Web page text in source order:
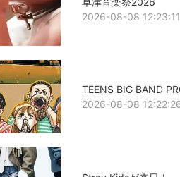
2026-08-08 12:23:11
TEENS BIG BAND
2026-08-08